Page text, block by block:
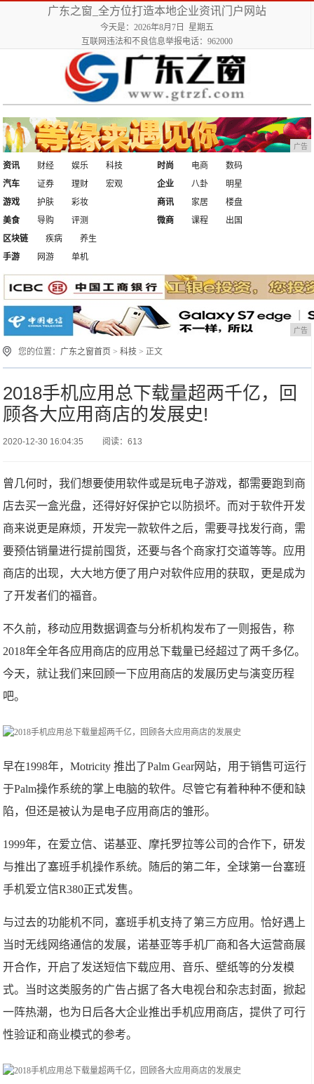
广东之窗_全方位打造本地企业资讯门户网站
今天是：2026年8月7日 星期五
互联网违法和不良信息举报电话：962000
广告
资讯 财经 娱乐
科技
汽车
证券 理财 宏观
时尚 电商
数码
企业
八卦
明星
游戏
护肤
彩妆
美食
导购 评测
商讯 家居
楼盘
微商
课程
出国
区块链
疾病
养生
手游
网游 单机
广告
您的位置： 广东之窗首页 >科技 > 正文
2018手机应用总下载量超两千亿，回
顾各大应用商店的发展史!
2020-12-30 16:04:35 阅读：613
曾几何时，我们想要使用软件或是玩电子游戏，都需要跑到商
店去买一盒光盘，还得好好保护它以防损坏。而对于软件开发
商来说更是麻烦，开发完一款软件之后，需要寻找发行商，需
要预估销量进行提前囤货，还要与各个商家打交道等等。应用
商店的出现，大大地方便了用户对软件应用的获取，更是成为
了开发者们的福音。
不久前，移动应用数据调查与分析机构发布了一则报告，称
2018年全年各应用商店的应用总下载量已经超过了两千多亿。
今天，就让我们来回顾一下应用商店的发展历史与演变历程
吧。
早在1998年，Motricity 推出了Palm Gear网站，用于销售可运行
于Palm操作系统的掌上电脑的软件。尽管它有着种种不便和缺
陷，但还是被认为是电子应用商店的雏形。
1999年，在爱立信、诺基亚、摩托罗拉等公司的合作下，研发
与推出了塞班手机操作系统。随后的第二年，全球第一台塞班
手机爱立信R380正式发售。
与过去的功能机不同，塞班手机支持了第三方应用。恰好遇上
当时无线网络通信的发展，诺基亚等手机厂商和各大运营商展
开合作，开启了发送短信下载应用、音乐、壁纸等的分发模
式。当时这类服务的广告占据了各大电视台和杂志封面，掀起
一阵热潮，也为日后各大企业推出手机应用商店，提供了可行
性验证和商业模式的参考。